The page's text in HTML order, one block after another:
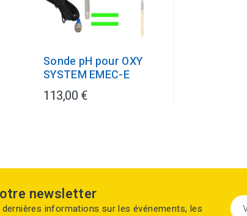
Sonde pH pour OXY
SYSTEM EMEC-E
113,00 €
newsletter
informations sur les événements, les